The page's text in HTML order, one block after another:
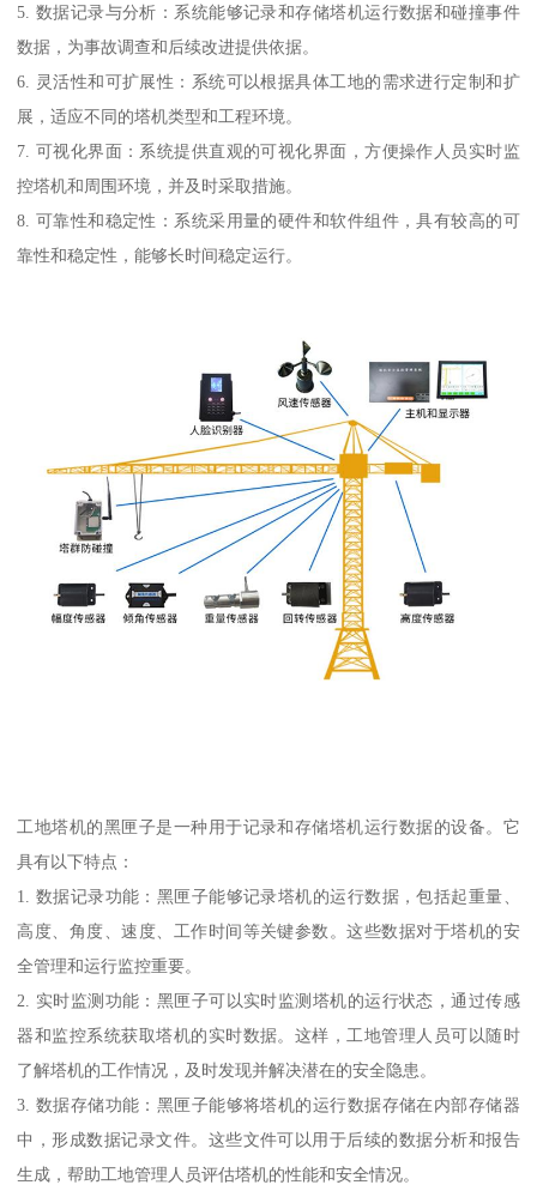
5. 数据记录与分析：系统能够记录和存储塔机运行数据和碰撞事件
数据，为事故调查和后续改进提供依据。
6. 灵活性和可扩展性：系统可以根据具体工地的需求进行定制和扩
展，适应不同的塔机类型和工程环境。
7. 可视化界面：系统提供直观的可视化界面，方便操作人员实时监
控塔机和周围环境，并及时采取措施。
8. 可靠性和稳定性：系统采用量的硬件和软件组件，具有较高的可
靠性和稳定性，能够长时间稳定运行。
工地塔机的黑匣子是一种用于记录和存储塔机运行数据的设备。它
具有以下特点：
1. 数据记录功能：黑匣子能够记录塔机的运行数据，包括起重量、
高度、角度、速度、工作时间等关键参数。这些数据对于塔机的安
全管理和运行监控重要。
2. 实时监测功能：黑匣子可以实时监测塔机的运行状态，通过传感
器和监控系统获取塔机的实时数据。这样，工地管理人员可以随时
了解塔机的工作情况，及时发现并解决潜在的安全隐患。
3. 数据存储功能：黑匣子能够将塔机的运行数据存储在内部存储器
中，形成数据记录文件。这些文件可以用于后续的数据分析和报告
生成，帮助工地管理人员评估塔机的性能和安全情况。